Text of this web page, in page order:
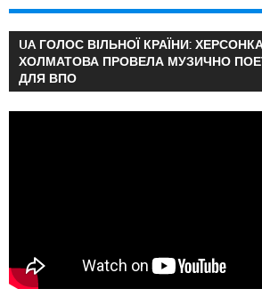
UA ГОЛОС ВІЛЬНОЇ КРАЇНИ:
ХОЛМАТОВА ПРОВЕЛА МУЗИЧНО
ДЛЯ ВПО